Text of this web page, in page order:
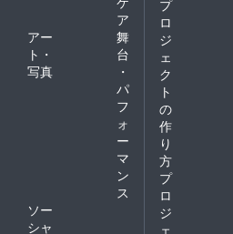
ア
アー
ト・
写真
舞
台
・
パ
フ
ォ
ー
マ
ン
ス
ソー
シャ
プ
ロ
ジ
ェ
ク
ト
の
作
り
方
プ
ロ
ジ
ェ